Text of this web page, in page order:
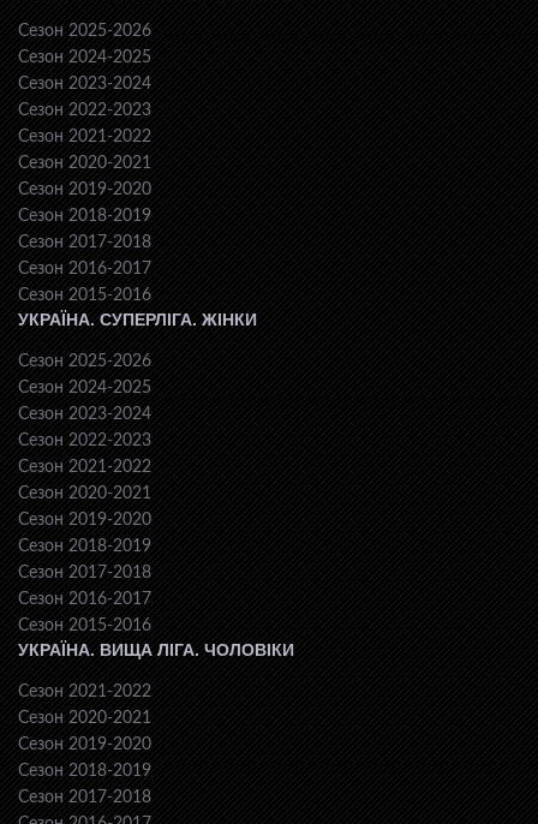
Сезон 2025-2026
Сезон 2024-2025
Сезон 2023-2024
Сезон 2022-2023
Сезон 2021-2022
Сезон 2020-2021
Сезон 2019-2020
Сезон 2018-2019
Сезон 2017-2018
Сезон 2016-2017
Сезон 2015-2016
УКРАЇНА. СУПЕРЛІГА. ЖІНКИ
Сезон 2025-2026
Сезон 2024-2025
Сезон 2023-2024
Сезон 2022-2023
Сезон 2021-2022
Сезон 2020-2021
Сезон 2019-2020
Сезон 2018-2019
Сезон 2017-2018
Сезон 2016-2017
Сезон 2015-2016
УКРАЇНА. ВИЩА ЛІГА. ЧОЛОВІКИ
Сезон 2021-2022
Сезон 2020-2021
Сезон 2019-2020
Сезон 2018-2019
Сезон 2017-2018